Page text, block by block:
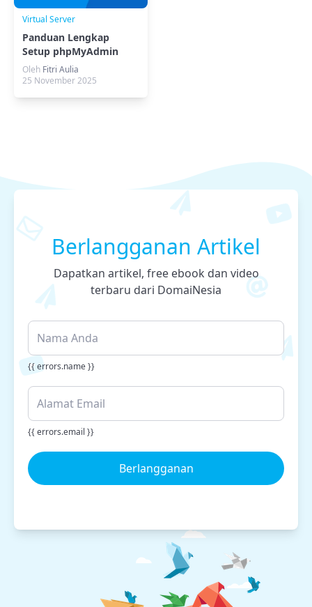
Virtual Server
Panduan Lengkap
Setup phpMyAdmin
dengan Docker
Oleh Fitri Aulia
25 November 2025
Berlangganan Artikel
Dapatkan artikel, free ebook dan video
terbaru dari DomaiNesia
{{ errors.name }}
{{ errors.email }}
Berlangganan